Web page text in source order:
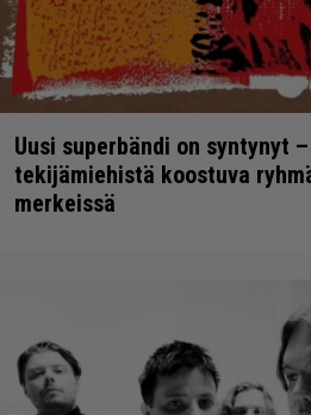
Uusi superbändi on syntynyt
tekijämiehistä koostuva
merkeissä